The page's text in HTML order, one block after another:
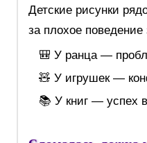
Детские рисунки
за плохое поведение
🎒 У ранца —
🧸 У игрушек —
📚 У книг — успех